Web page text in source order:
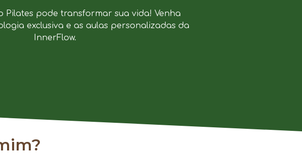
Pilates pode transformar sua vida! Venha
exclusiva e as aulas personalizadas da
InnerFlow.